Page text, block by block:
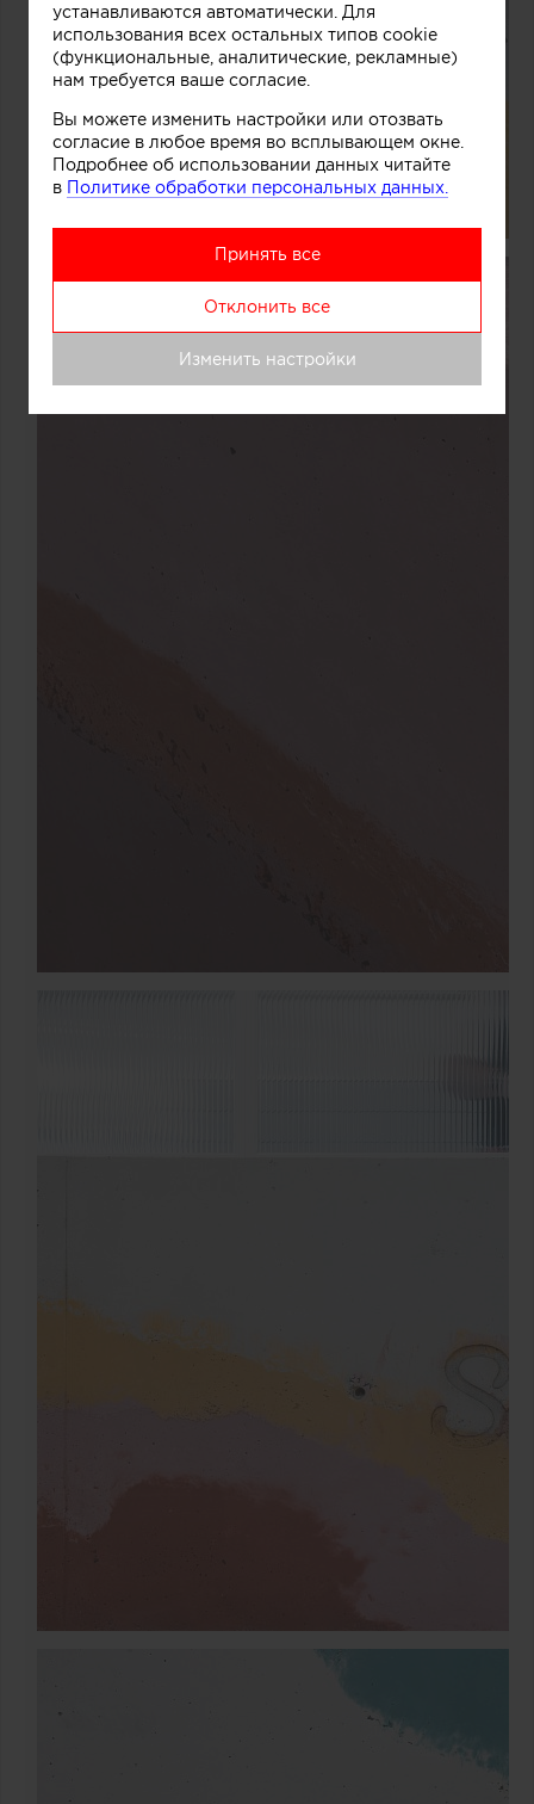
устанавливаются автоматически. Для
использования всех остальных типов cookie
(функциональные, аналитические, рекламные)
нам требуется ваше согласие.
Вы можете изменить настройки или отозвать
согласие в любое время во всплывающем окне.
Подробнее об использовании данных читайте
в Политике обработки персональных данных.
Принять все
Отклонить все
Изменить настройки